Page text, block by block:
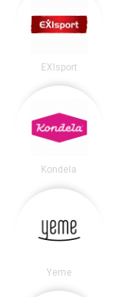
EXIsport
Kondela
Yeme